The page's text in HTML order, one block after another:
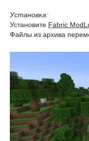
Установка:
Установите Fabric
Файлы из архива